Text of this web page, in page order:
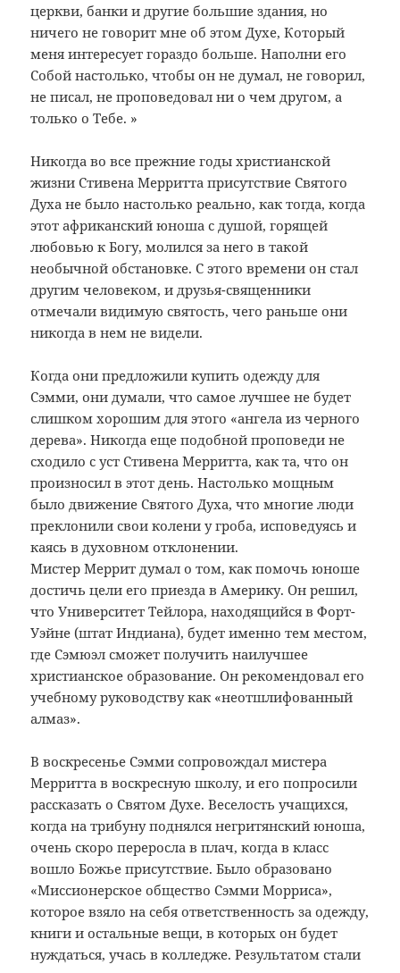
церкви, банки и другие большие здания, но
ничего не говорит мне об этом Духе, Который
меня интересует гораздо больше. Наполни его
Собой настолько, чтобы он не думал, не говорил,
не писал, не проповедовал ни о чем другом, а
только о Тебе. »
Никогда во все прежние годы христианской
жизни Стивена Мерритта присутствие Святого
Духа не было настолько реально, как тогда, когда
этот африканский юноша с душой, горящей
любовью к Богу, молился за него в такой
необычной обстановке. С этого времени он стал
другим человеком, и друзья-священники
отмечали видимую святость, чего раньше они
никогда в нем не видели.
Когда они предложили купить одежду для
Сэмми, они думали, что самое лучшее не будет
слишком хорошим для этого «ангела из черного
дерева». Никогда еще подобной проповеди не
сходило с уст Стивена Мерритта, как та, что он
произносил в этот день. Настолько мощным
было движение Святого Духа, что многие люди
преклонили свои колени у гроба, исповедуясь и
каясь в духовном отклонении.
Мистер Меррит думал о том, как помочь юноше
достичь цели его приезда в Америку. Он решил,
что Университет Тейлора, находящийся в Форт-
Уэйне (штат Индиана), будет именно тем местом,
где Сэмюэл сможет получить наилучшее
христианское образование. Он рекомендовал его
учебному руководству как «неотшлифованный
алмаз».
В воскресенье Сэмми сопровождал мистера
Мерритта в воскресную школу, и его попросили
рассказать о Святом Духе. Веселость учащихся,
когда на трибуну поднялся негритянский юноша,
очень скоро переросла в плач, когда в класс
вошло Божье присутствие. Было образовано
«Миссионерское общество Сэмми Морриса»,
которое взяло на себя ответственность за одежду,
книги и остальные вещи, в которых он будет
нуждаться, учась в колледже. Результатом стали